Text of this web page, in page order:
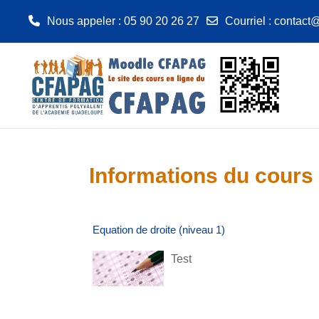
Nous appeler : 05 90 20 26 27 Courriel :
Informations du cours
Equation de droite (niveau 1)
Test